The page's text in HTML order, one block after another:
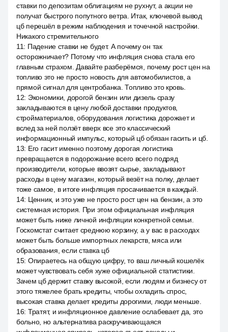
ставки по депозитам облигациям не рухнут, а акции не
получат быстрого попутного ветра. Итак, ключевой вывод
цб перешёл в режим наблюдения и точечной настройки.
Никакого стремительного
11: Падение ставки не будет. А почему он так
осторожничает? Потому что инфляция снова стала его
главным страхом. Давайте разберёмся, почему рост цен на
топливо это не просто новость для автомобилистов, а
прямой сигнал для центробанка. Топливо это кровь.
12: Экономики, дорогой бензин или дизель сразу
закладываются в цену любой доставки продуктов,
стройматериалов, оборудования логистика дорожает и
вслед за ней ползёт вверх все это классический
информационный импульс, который цб обязан гасить и цб.
13: Его гасит именно поэтому дорогая логистика
превращается в подорожание всего всего подряд
производители, которые ввозят сырье, закладывают
расходы в цену магазин, который везёт на полку, делает
тоже самое, в итоге инфляция просачивается в каждый.
14: Ценник, и это уже не просто рост цен на бензин, а это
системная история. При этом официальная инфляция
может быть ниже личной инфляции конкретной семьи.
Госкомстат считает среднюю корзину, а у вас в расходах
может быть больше импортных лекарств, мяса или
образования, если ставка цб
15: Опираетесь на общую цифру, то ваш личный кошелёк
может чувствовать себя хуже официальной статистики.
Зачем цб держит ставку высокой, если людям и бизнесу от
этого тяжелее брать кредиты, чтобы охладить спрос,
высокая ставка делает кредиты дорогими, люди меньше.
16: Тратят, и инфляционное давление ослабевает да, это
больно, но альтернатива раскручивающаяся